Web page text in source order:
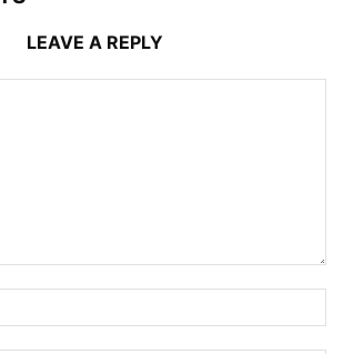
LEAVE A REPLY